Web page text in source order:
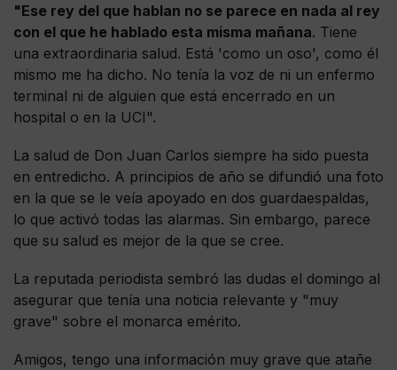
"Ese rey del que hablan no se parece en nada al rey
con el que he hablado esta misma mañana. Tiene
una extraordinaria salud. Está 'como un oso', como él
mismo me ha dicho. No tenía la voz de ni un enfermo
terminal ni de alguien que está encerrado en un
hospital o en la UCI".
La salud de Don Juan Carlos siempre ha sido puesta
en entredicho. A principios de año se difundió una foto
en la que se le veía apoyado en dos guardaespaldas,
lo que activó todas las alarmas. Sin embargo, parece
que su salud es mejor de la que se cree.
La reputada periodista sembró las dudas el domingo al
asegurar que tenía una noticia relevante y "muy
grave" sobre el monarca emérito.
Amigos, tengo una información muy grave que atañe